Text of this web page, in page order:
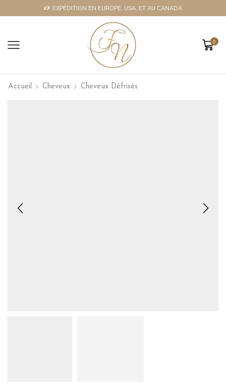
EXPÉDITION EN EUROPE, USA, ET AU CANADA
0
Accueil Cheveux Cheveux Défrisés